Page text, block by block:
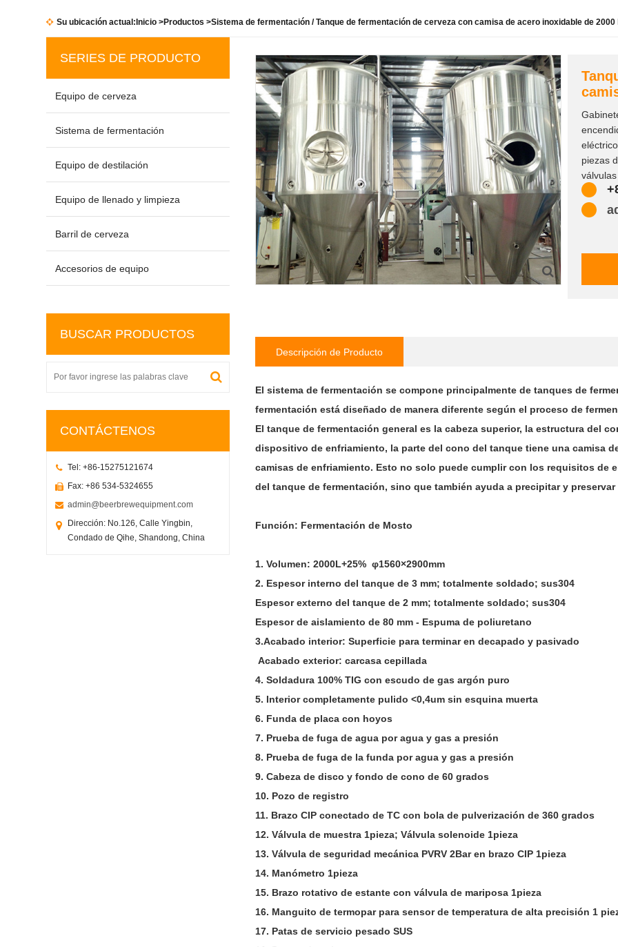
Su ubicación actual: Inicio >Productos >Sistema de fermentación / Tanque de fermentación de cerveza con camisa de acero inoxidable de
SERIES DE PRODUCTO
Equipo de cerveza
Sistema de fermentación
Equipo de destilación
Equipo de llenado y limpieza
Barril de cerveza
Accesorios de equipo
BUSCAR PRODUCTOS
CONTÁCTENOS
Tel: +86-15275121674
Fax: +86 534-5324655
admin@beerbrewequipment.com
Dirección: No.126, Calle Yingbin,
Condado de Qihe, Shandong, China
piezas
Descripción de Producto
El sistema de fermentación se compone principalmente de tanques de
fermentación está diseñado de manera diferente según el proceso de
El tanque de fermentación general es la cabeza superior, la estructura del
dispositivo de enfriamiento, la parte del cono del tanque tiene una camisa
camisas de enfriamiento. Esto no solo puede cumplir con los requisitos de
del tanque de fermentación, sino que también ayuda a precipitar y preservar
Función: Fermentación de Mosto
1. Volumen: 2000L+25% φ1560×2900mm
2. Espesor interno del tanque de 3 mm; totalmente soldado; sus304
Espesor externo del tanque de 2 mm; totalmente soldado; sus304
Espesor de aislamiento de 80 mm - Espuma de poliuretano
3.Acabado interior: Superficie para terminar en decapado y pasivado
Acabado exterior: carcasa cepillada
4. Soldadura 100% TIG con escudo de gas argón puro
5. Interior completamente pulido <0,4um sin esquina muerta
6. Funda de placa con hoyos
7. Prueba de fuga de agua por agua y gas a presión
8. Prueba de fuga de la funda por agua y gas a presión
9. Cabeza de disco y fondo de cono de 60 grados
10. Pozo de registro
11. Brazo CIP conectado de TC con bola de pulverización de 360 grados
12. Válvula de muestra 1pieza; Válvula solenoide 1pieza
13. Válvula de seguridad mecánica PVRV 2Bar en brazo CIP 1pieza
14. Manómetro 1pieza
15. Brazo rotativo de estante con válvula de mariposa 1pieza
16. Manguito de termopar para sensor de temperatura de alta precisión 1
17. Patas de servicio pesado SUS